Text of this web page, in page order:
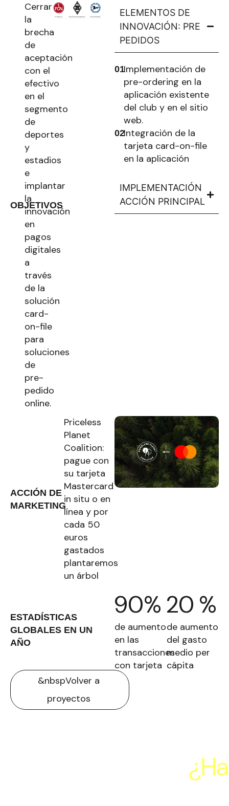
OBJETIVOS
Cerrar
la
brecha
de
aceptación
con el
efectivo
en el
segmento
de
deportes
y
estadios
e
implantar
la
innovación
en
pagos
digitales
a
través
de la
solución
card-
on-file
para
soluciones
de
pre-
pedido
online.
ELEMENTOS DE
INNOVACIÓN: PRE
PEDIDOS
01Implementación de
pre-ordering en la
aplicación existente
del club y en el sitio
web.
02Integración de la
tarjeta card-on-file
en la aplicación
IMPLEMENTACIÓN
ACCIÓN PRINCIPAL
ACCIÓN DE
MARKETING
Priceless
Planet
Coalition:
pague con
su tarjeta
Mastercard
in situ o en
línea y por
cada 50
euros
gastados
plantaremos
un árbol
&nbspVolver a
proyectos
ESTADÍSTICAS
GLOBALES EN UN
AÑO
90%
de aumento
en las
transacciones
con tarjeta
20 %
de aumento
del gasto
medio per
cápita